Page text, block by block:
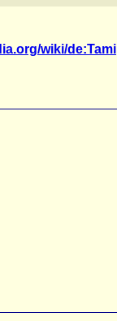
wiki/de:Tami